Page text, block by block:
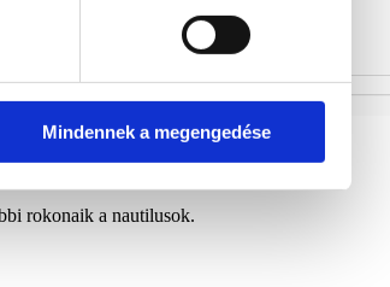
Mindennek a megengedése
rokonaik a nautilusok.